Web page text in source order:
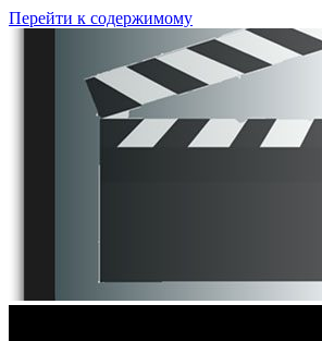
Перейти к содержимому